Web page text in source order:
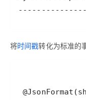
将时间戳转化为标准的